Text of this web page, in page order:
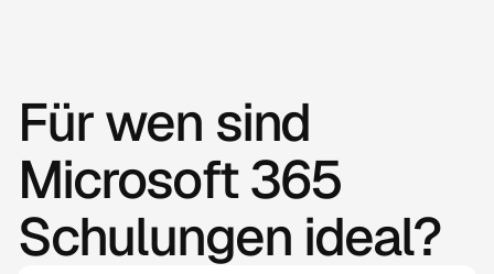
Für wen sind
Microsoft 365
Schulungen ideal?